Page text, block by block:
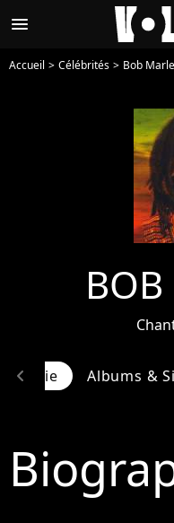
menu
Accueil Célébrités Bob
BOB
Albums &
chevron_left